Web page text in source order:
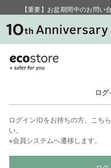
【重要】お盆期間中のお問い
毎月お得にポイントが貯ま
ロ
ログインIDをお持ちの方、こち
い。
※会員システムへ遷移します。